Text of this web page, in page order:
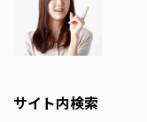
サイト内検索